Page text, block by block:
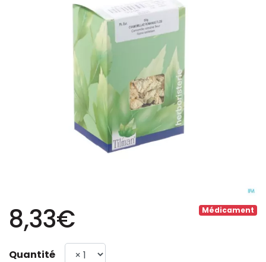
Médicament
8,33€
Quantité